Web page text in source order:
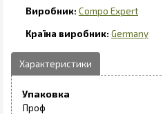
Compo Expert
Germany
Упаковка
Проф